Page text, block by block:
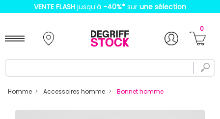
VENTE FLASH jusqu'à -40%* sur une sélection
0
Homme Accessoires homme Bonnet homme